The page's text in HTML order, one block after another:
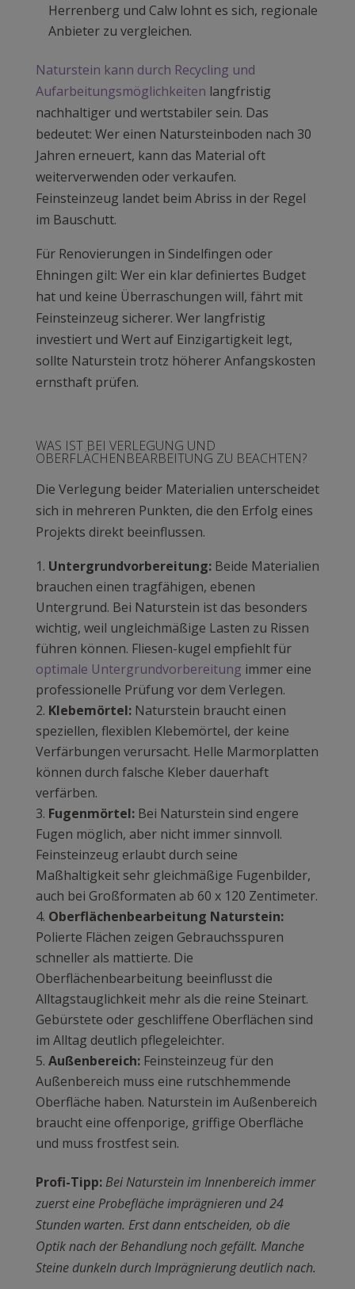
Herrenberg und Calw lohnt es sich, regionale
Anbieter zu vergleichen.
Naturstein kann durch Recycling und
Aufarbeitungsmöglichkeiten langfristig
nachhaltiger und wertstabiler sein. Das
bedeutet: Wer einen Natursteinboden nach 30
Jahren erneuert, kann das Material oft
weiterverwenden oder verkaufen.
Feinsteinzeug landet beim Abriss in der Regel
im Bauschutt.
Für Renovierungen in Sindelfingen oder
Ehningen gilt: Wer ein klar definiertes Budget
hat und keine Überraschungen will, fährt mit
Feinsteinzeug sicherer. Wer langfristig
investiert und Wert auf Einzigartigkeit legt,
sollte Naturstein trotz höherer Anfangskosten
ernsthaft prüfen.
WAS IST BEI VERLEGUNG UND
OBERFLÄCHENBEARBEITUNG ZU BEACHTEN?
Die Verlegung beider Materialien unterscheidet
sich in mehreren Punkten, die den Erfolg eines
Projekts direkt beeinflussen.
Untergrundvorbereitung:Beide Materialien
brauchen einen tragfähigen, ebenen
Untergrund. Bei Naturstein ist das besonders
wichtig, weil ungleichmäßige Lasten zu Rissen
führen können. Fliesen-kugel empfiehlt für
optimale Untergrundvorbereitung immer eine
professionelle Prüfung vor dem Verlegen.
Klebemörtel:Naturstein braucht einen
speziellen, flexiblen Klebemörtel, der keine
Verfärbungen verursacht. Helle Marmorplatten
können durch falsche Kleber dauerhaft
verfärben.
Fugenmörtel:Bei Naturstein sind engere
Fugen möglich, aber nicht immer sinnvoll.
Feinsteinzeug erlaubt durch seine
Maßhaltigkeit sehr gleichmäßige Fugenbilder,
auch bei Großformaten ab 60 x 120 Zentimeter.
Oberflächenbearbeitung Naturstein:
Polierte Flächen zeigen Gebrauchsspuren
schneller als mattierte. Die
Oberflächenbearbeitung beeinflusst die
Alltagstauglichkeit mehr als die reine Steinart.
Gebürstete oder geschliffene Oberflächen sind
im Alltag deutlich pflegeleichter.
Außenbereich:Feinsteinzeug für den
Außenbereich muss eine rutschhemmende
Oberfläche haben. Naturstein im Außenbereich
braucht eine offenporige, griffige Oberfläche
und muss frostfest sein.
Profi-Tipp: Bei Naturstein im Innenbereich immer
zuerst eine Probefläche imprägnieren und 24
Stunden warten. Erst dann entscheiden, ob die
Optik nach der Behandlung noch gefällt. Manche
Steine dunkeln durch Imprägnierung deutlich nach.